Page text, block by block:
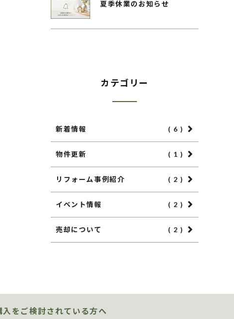
夏季休業のお知らせ
カテゴリー
新着情報 ( 6 )
物件更新 ( 1 )
リフォーム事例紹介 ( 2 )
イベント情報 ( 2 )
売却について ( 2 )
をご検討されている方へ